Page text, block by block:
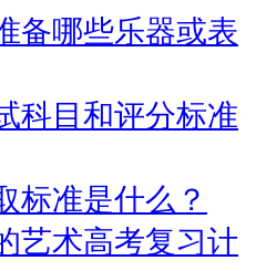
备哪些乐器或表
科目和评分标准
标准是什么？
艺术高考复习计